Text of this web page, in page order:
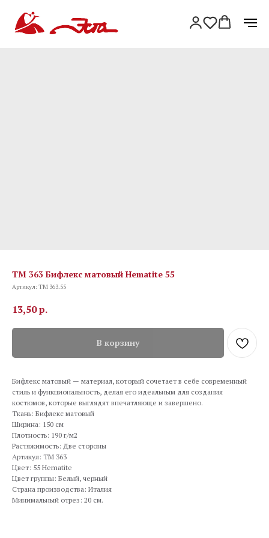
TM 363 Бифлекс матовый Hematite 55
Артикул:TM 363.55
13,50р.
В корзину
Бифлекс матовый — материал, который сочетает в себе современный
стиль и функциональность, делая его идеальным для создания
костюмов, которые выглядят впечатляюще и завершено.
Ткань: Бифлекс матовый
Ширина: 150 см
Плотность: 190 г/м2
Растяжимость: Две стороны
Артикул: TM 363
Цвет: 55 Hematite
Цвет группы: Белый, черный
Страна производства: Италия
Минимальный отрез: 20 см.